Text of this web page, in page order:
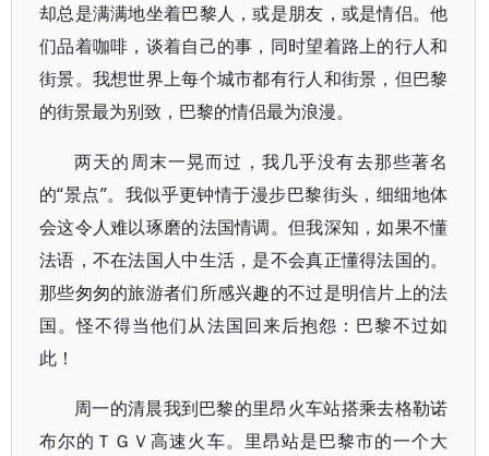
却总是满满地坐着巴黎人，或是朋友，或是情侣。他
们品着咖啡，谈着自己的事，同时望着路上的行人和
街景。我想世界上每个城市都有行人和街景，但巴黎
的街景最为别致，巴黎的情侣最为浪漫。
两天的周末一晃而过，我几乎没有去那些著名
的“景点”。我似乎更钟情于漫步巴黎街头，细细地体
会这令人难以琢磨的法国情调。但我深知，如果不懂
法语，不在法国人中生活，是不会真正懂得法国的。
那些匆匆的旅游者们所感兴趣的不过是明信片上的法
国。怪不得当他们从法国回来后抱怨：巴黎不过如
此！
周一的清晨我到巴黎的里昂火车站搭乘去格勒诺
布尔的ＴＧＶ高速火车。里昂站是巴黎市的一个大